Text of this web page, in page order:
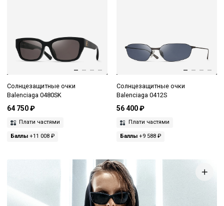
Солнцезащитные очки
Balenciaga 0480SK
64 750 ₽
Плати частями
Баллы +11 008 ₽
Солнцезащитные очки
Balenciaga 0412S
56 400 ₽
Плати частями
Баллы+9 588 ₽